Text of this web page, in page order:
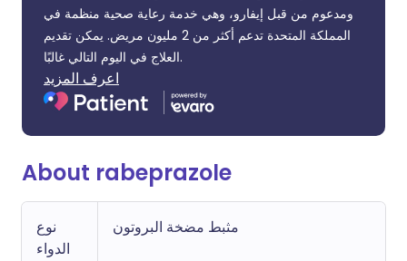
ومدعوم من قبل إيفارو، وهي خدمة رعاية صحية منظمة في
المملكة المتحدة تدعم أكثر من 2 مليون مريض. يمكن تقديم
العلاج في اليوم التالي غالبًا.
اعرف المزيد
About rabeprazole
نوع
الدواء
مثبط مضخة البروتون